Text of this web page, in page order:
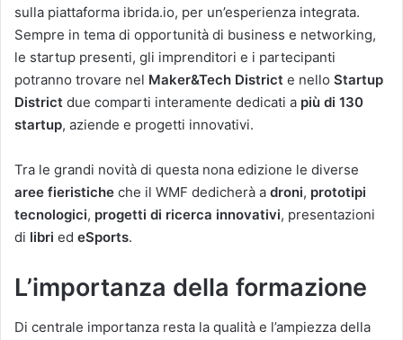
sulla piattaforma ibrida.io, per un’esperienza integrata.
Sempre in tema di opportunità di business e networking,
le startup presenti, gli imprenditori e i partecipanti
potranno trovare nel Maker&Tech District e nello Startup
District due comparti interamente dedicati a più di 130
startup, aziende e progetti innovativi.
Tra le grandi novità di questa nona edizione le diverse
aree fieristiche che il WMF dedicherà a droni, prototipi
tecnologici, progetti di ricerca innovativi, presentazioni
di libri ed eSports.
L’importanza della formazione
Di centrale importanza resta la qualità e l’ampiezza della